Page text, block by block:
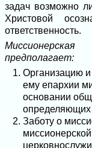
задач возможно
Христовой
ответственность.
предполагает:
Организацию
ему епархии
основании
определяющих
Заботу о